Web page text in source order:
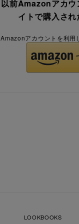
以前Amazonアカウ
イトで購入さ
Amazonアカウントを利用
LOOKBOOKS